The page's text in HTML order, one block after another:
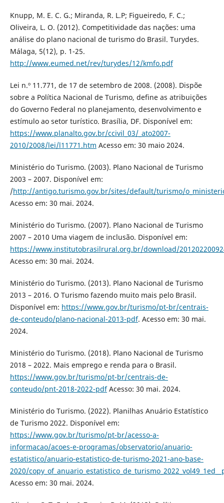
Knupp, M. E. C. G.; Miranda, R. L.P; Figueiredo, F. C.;
Oliveira, L. O. (2012). Competitividade das nações: uma
análise do plano nacional de turismo do Brasil. Turydes.
Málaga, 5(12), p. 1-25.
http://www.eumed.net/rev/turydes/12/kmfo.pdf
Lei n.º 11.771, de 17 de setembro de 2008. (2008). Dispõe
sobre a Política Nacional de Turismo, define as atribuições
do Governo Federal no planejamento, desenvolvimento e
estímulo ao setor turístico. Brasília, DF. Disponível em:
https://www.planalto.gov.br/ccivil_03/_ato2007-
2010/2008/lei/l11771.htm Acesso em: 30 maio 2024.
Ministério do Turismo. (2003). Plano Nacional de Turismo
2003 – 2007. Disponível em:
/http://antigo.turismo.gov.br/sites/default/turismo/
Acesso em: 30 mai. 2024.
Ministério do Turismo. (2007). Plano Nacional de Turismo
2007 – 2010 Uma viagem de inclusão. Disponível em:
https://www.institutobrasilrural.org.br/download/
Acesso em: 30 mai. 2024.
Ministério do Turismo. (2013). Plano Nacional de Turismo
2013 – 2016. O Turismo fazendo muito mais pelo Brasil.
Disponível em: https://www.gov.br/turismo/pt-br/centrais-
de-conteudo/plano-nacional-2013-pdf. Acesso em: 30 mai.
2024.
Ministério do Turismo. (2018). Plano Nacional de Turismo
2018 – 2022. Mais emprego e renda para o Brasil.
https://www.gov.br/turismo/pt-br/centrais-de-
conteudo/pnt-2018-2022-pdfAcesso: 30 mai. 2024.
Ministério do Turismo. (2022). Planilhas Anuário Estatístico
de Turismo 2022. Disponível em:
https://www.gov.br/turismo/pt-br/acesso-a-
informacao/acoes-e-programas/observatorio/anuario-
estatistico/anuario-estatistico-de-turismo-2021-ano-base-
2020/
Acesso em: 30 mai. 2024.